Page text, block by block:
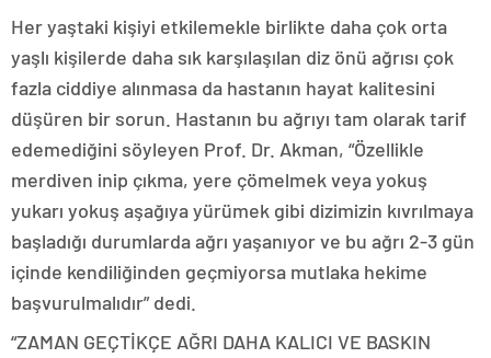
Her yaştaki kişiyi etkilemekle birlikte daha çok orta
yaşlı kişilerde daha sık karşılaşılan diz önü ağrısı çok
fazla ciddiye alınmasa da hastanın hayat kalitesini
düşüren bir sorun. Hastanın bu ağrıyı tam olarak tarif
edemediğini söyleyen Prof. Dr. Akman, “Özellikle
merdiven inip çıkma, yere çömelmek veya yokuş
yukarı yokuş aşağıya yürümek gibi dizimizin kıvrılmaya
başladığı durumlarda ağrı yaşanıyor ve bu ağrı 2-3 gün
içinde kendiliğinden geçmiyorsa mutlaka hekime
başvurulmalıdır” dedi.
“ZAMAN GEÇTİKÇE AĞRI DAHA KALICI VE BASKIN